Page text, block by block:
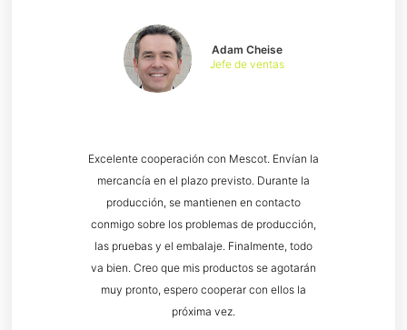
Excelente cooperación con Mescot. Envían la
mercancía en el plazo previsto. Durante la
producción, se mantienen en contacto
conmigo sobre los problemas de producción,
las pruebas y el embalaje. Finalmente, todo
va bien. Creo que mis productos se agotarán
muy pronto, espero cooperar con ellos la
próxima vez.
Adam Cheise
Jefe de ventas